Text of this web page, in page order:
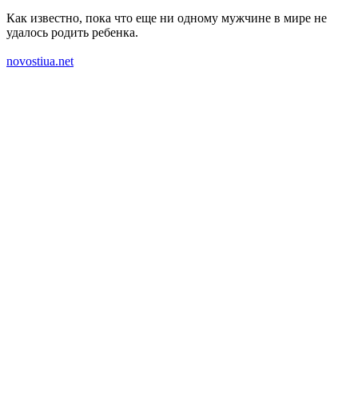
Как известно, пока что еще ни одному мужчине в мире не
удалось родить ребенка.
novostiua.net